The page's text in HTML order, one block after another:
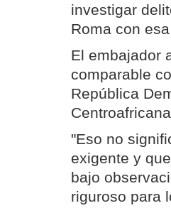
investigar
Roma con
El embajador
comparable
República
"Eso no
exigente y
bajo
riguroso para